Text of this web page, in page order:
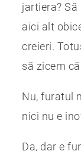
jartiera?
aici alt
creieri.
să zicem
Nu, furatul
nici nu e
Da, dar e